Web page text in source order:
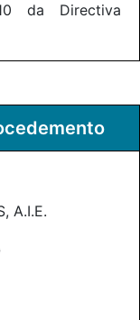
da Directiva
A.I.E.